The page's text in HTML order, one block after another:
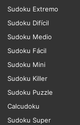
Sudoku Extremo
Sudoku Difícil
Sudoku Medio
Sudoku Fácil
Sudoku Mini
Sudoku Killer
Sudoku Puzzle
Calcudoku
Sudoku Super